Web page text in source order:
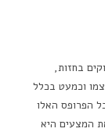
שנה. אנו עסוקים בחזות,
וכמעט בכלל
הפרופס האלו
המצעים היא